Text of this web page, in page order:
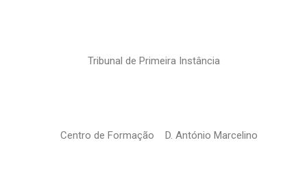
Tribunal de Primeira Instância
Centro de Formação D. António Marcelino